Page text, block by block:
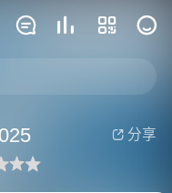
   
国香港 / 中国
 分享